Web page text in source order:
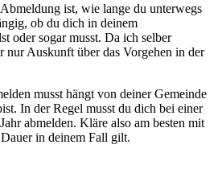
ist, wie lange du unterwegs
ob du dich in deinem
oder sogar musst. Da ich selber
nur Auskunft über das Vorgehen in der
musst hängt von deiner Gemeinde
In der Regel musst du dich bei einer
abmelden. Kläre also am besten mit
in deinem Fall gilt.